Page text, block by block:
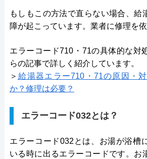
もしもこの方法で直らない場合、給
障が起こっています。業者に修理を依
エラーコード710・71の具体的な対
らの記事で詳しく紹介しています。
＞ 給湯器エラー710・71の原因・
か？修理は必要？
エラーコード032とは？
エラーコード032とは、お湯が浴槽
いる時に出るエラーコードです。お